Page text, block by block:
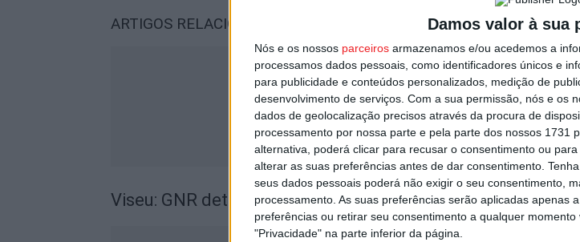
Damos valor à sua
Nós e os nossos parceiros armazenamos e/ou acedemos a
processamos dados pessoais, como identificadores únicos e
para publicidade e conteúdos personalizados, medição de
desenvolvimento de serviços. Com a sua permissão, nós e os
dados de geolocalização precisos através da procura de
processamento por nossa parte e pela parte dos nossos 1731
alternativa, poderá clicar para recusar o consentimento ou
alterar as suas preferências antes de dar consentimento.
seus dados pessoais poderá não exigir o seu consentimento,
processamento. As suas preferências serão aplicadas apenas
preferências ou retirar seu consentimento a qualquer
"Privacidade" na parte inferior da página.
ARTIGOS RELACIONADOS
Viseu: GNR detém sete suspeitos por furto de cobre na